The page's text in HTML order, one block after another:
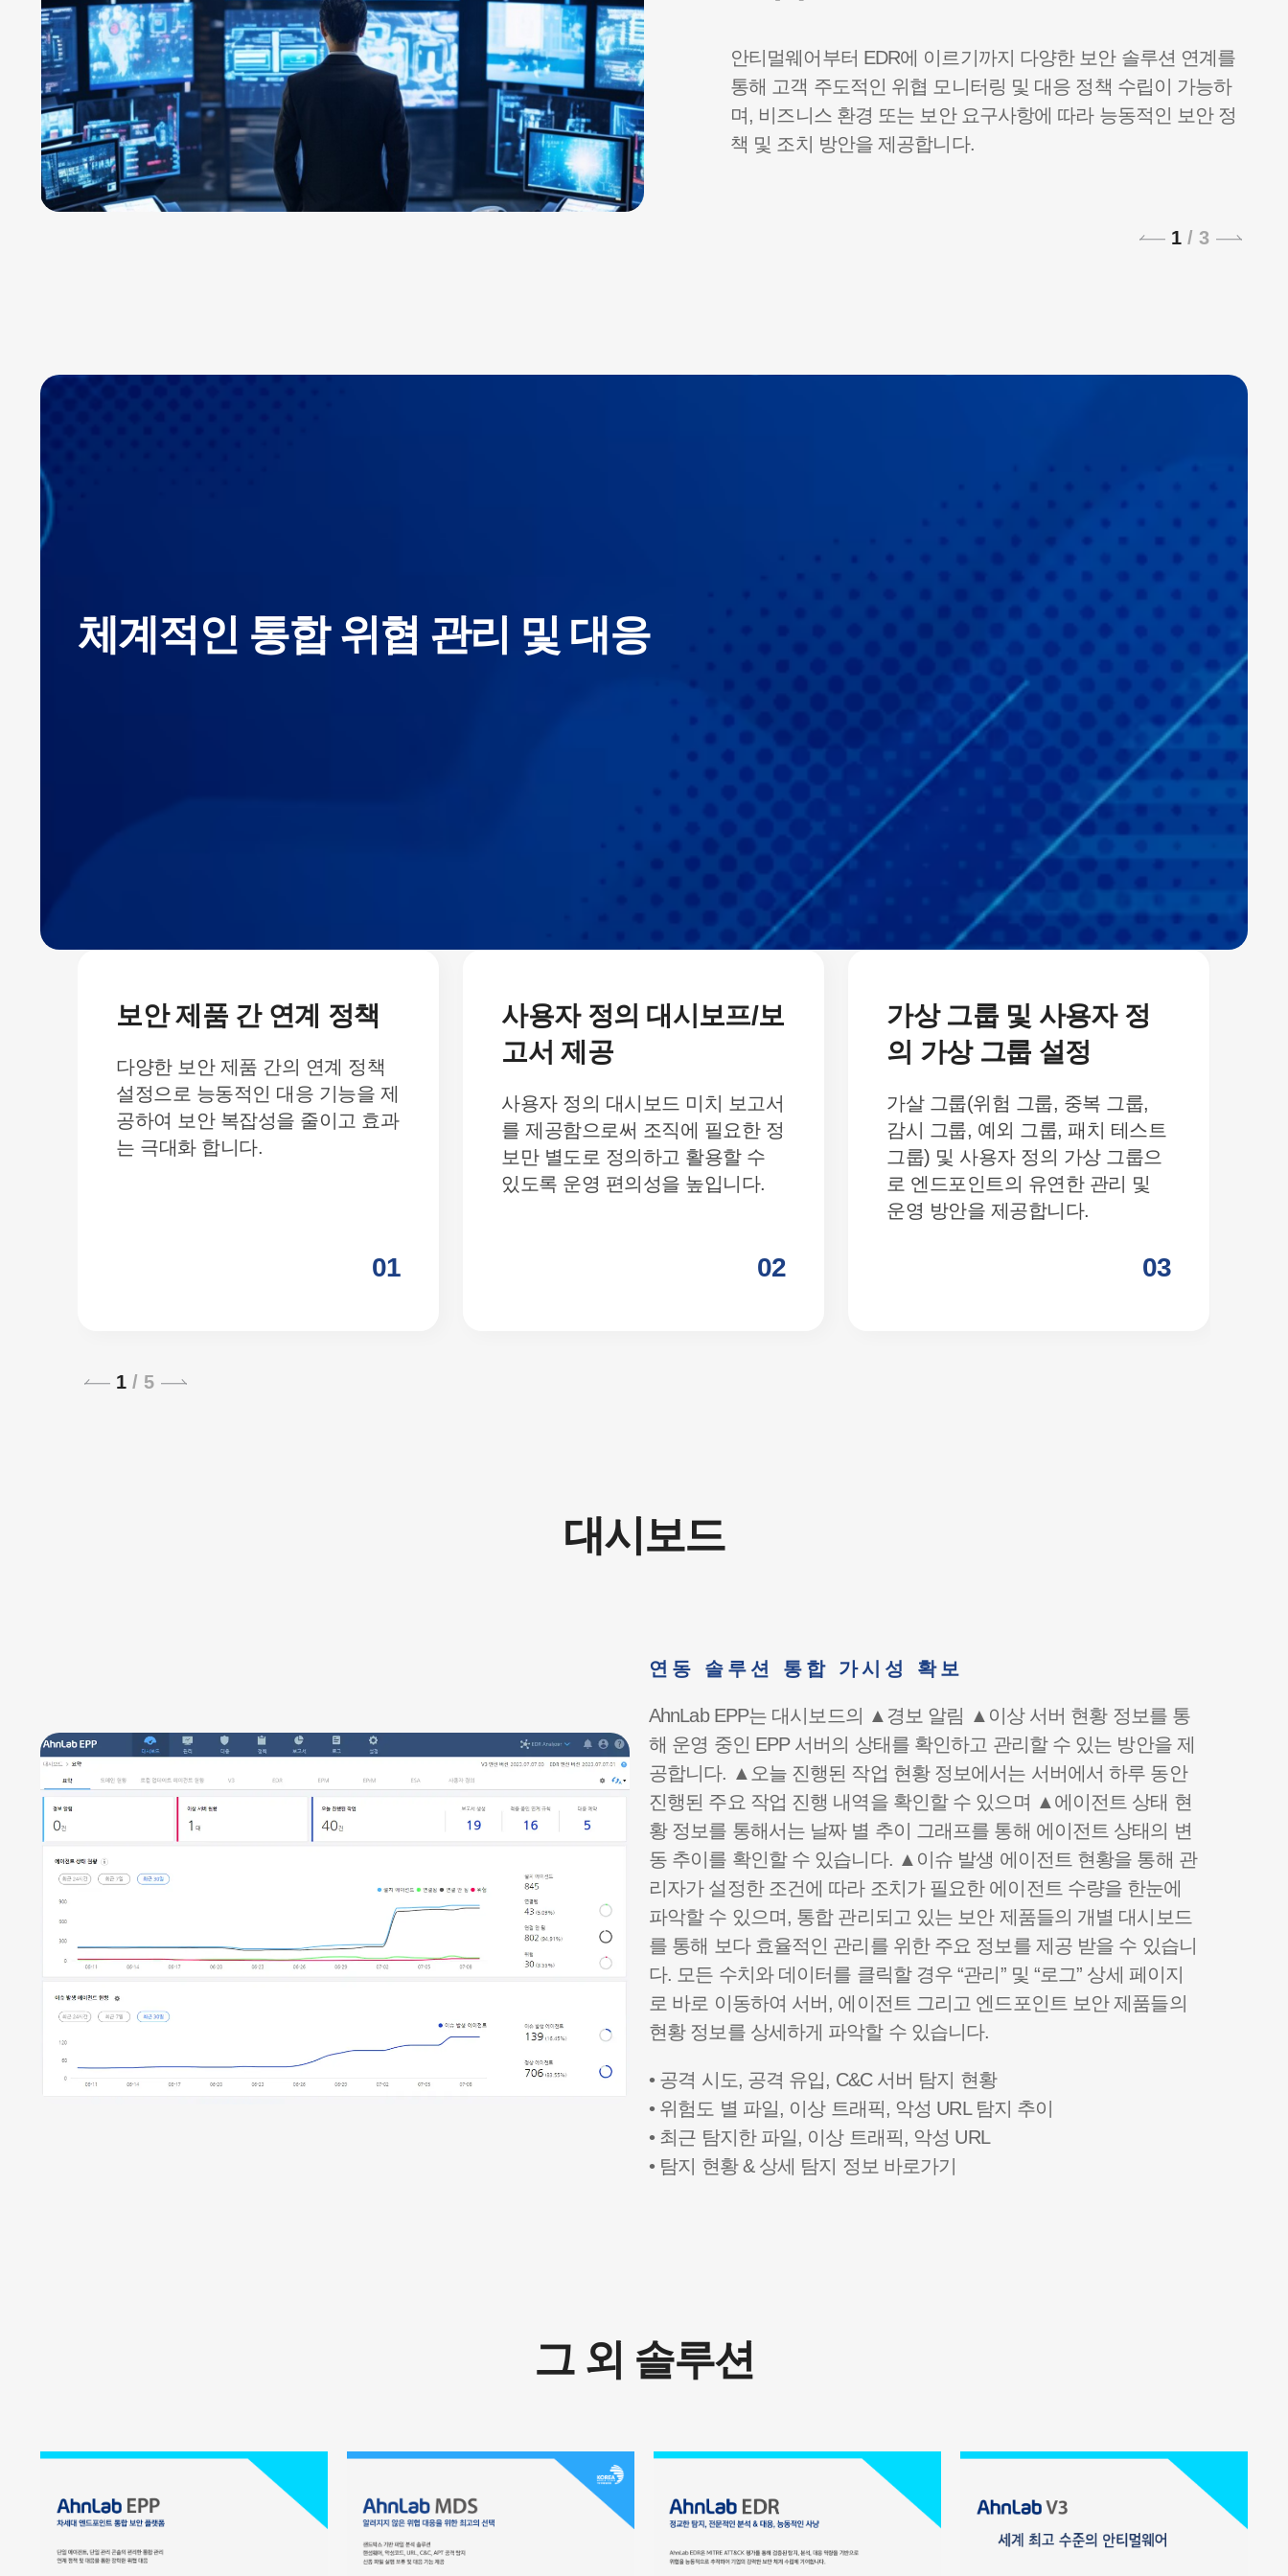
안티멀웨어부터 EDR에 이르기까지 다양한 보안 솔루션 연계를
통해 고객 주도적인 위협 모니터링 및 대응 정책 수립이 가능하
며, 비즈니스 환경 또는 보안 요구사항에 따라 능동적인 보안 정
책 및 조치 방안을 제공합니다.
1 / 3
체계적인 통합 위협 관리 및 대응
보안 제품 간 연계 정책
다양한 보안 제품 간의 연계 정책
설정으로 능동적인 대응 기능을 제
공하여 보안 복잡성을 줄이고 효과
는 극대화 합니다.
01
사용자 정의 대시보프/보
고서 제공
사용자 정의 대시보드 미치 보고서
를 제공함으로써 조직에 필요한 정
보만 별도로 정의하고 활용할 수
있도록 운영 편의성을 높입니다.
02
가상 그룹 및 사용자 정
의 가상 그룹 설정
가살 그룹(위험 그룹, 중복 그룹,
감시 그룹, 예외 그룹, 패치 테스트
그룹) 및 사용자 정의 가상 그룹으
로 엔드포인트의 유연한 관리 및
운영 방안을 제공합니다.
03
1 / 5
대시보드
연동 솔루션 통합 가시성 확보
AhnLab EPP는 대시보드의 ▲경보 알림 ▲이상 서버 현황 정보를 통
해 운영 중인 EPP 서버의 상태를 확인하고 관리할 수 있는 방안을 제
공합니다. ▲오늘 진행된 작업 현황 정보에서는 서버에서 하루 동안
진행된 주요 작업 진행 내역을 확인할 수 있으며 ▲에이전트 상태 현
황 정보를 통해서는 날짜 별 추이 그래프를 통해 에이전트 상태의 변
동 추이를 확인할 수 있습니다. ▲이슈 발생 에이전트 현황을 통해 관
리자가 설정한 조건에 따라 조치가 필요한 에이전트 수량을 한눈에
파악할 수 있으며, 통합 관리되고 있는 보안 제품들의 개별 대시보드
를 통해 보다 효율적인 관리를 위한 주요 정보를 제공 받을 수 있습니
다. 모든 수치와 데이터를 클릭할 경우 “관리” 및 “로그” 상세 페이지
로 바로 이동하여 서버, 에이전트 그리고 엔드포인트 보안 제품들의
현황 정보를 상세하게 파악할 수 있습니다.
• 공격 시도, 공격 유입, C&C 서버 탐지 현황
• 위험도 별 파일, 이상 트래픽, 악성 URL 탐지 추이
• 최근 탐지한 파일, 이상 트래픽, 악성 URL
• 탐지 현황 & 상세 탐지 정보 바로가기
그 외 솔루션